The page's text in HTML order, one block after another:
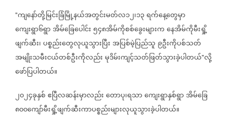
"ကျနော်တို့မြင်းခြံမြို့နယ်အတွင်းမတ်လ၁၂၊၁၃ရက်နေ့တွေမှာ
ကျေးရွာ၆ရွာအိမ်ခြေပေါင်း၅၄၈အိမ်ကိုစစ်ခွေးများကနေအိမ်ကိုမီးရှို့
ဖျက်ဆီး၊ပစ္စည်းတွေလုယူသွားပြီးအပြစ်မဲ့ပြည်သူ ၉ဦးကိုပစ်သတ်
အမျိုးသမီးငယ်တစ်ဦးကိုလည်းမုဒိမ်းကျင့်သတ်ဖြတ်သွားခဲ့ပါတယ်"လို့
ဖော်ပြပါတယ်။
၂၀၂၄ခုနှစ်ဧပြီလဆန်းမှာလည်းတောပု၊ရသာကျေးရွာနှစ်ရွာအိမ်ခြေ
၈၀၀ကျော်မီးရှို့ဖျက်ဆီးကာပစ္စည်းများလုယူသွားခဲ့ပါတယ်။